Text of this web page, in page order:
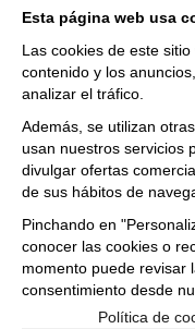
EDITORIAL
ALFRED PUBLISHERS
AUTOR
Matz, Carol
Aún no
Esta página web usa
Las cookies de este
contenido y los
analizar el tráfico.
Además, se utilizan
usan nuestros servicios
divulgar ofertas
de sus hábitos de
Pinchando en
conocer las cookies o
momento puede revisar
consentimiento desde
Política de